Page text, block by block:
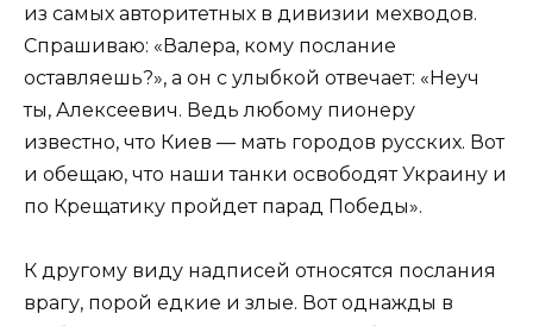
из самых авторитетных в дивизии мехводов.
Спрашиваю: «Валера, кому послание
оставляешь?», а он с улыбкой отвечает: «Неуч
ты, Алексеевич. Ведь любому пионеру
известно, что Киев — мать городов русских. Вот
и обещаю, что наши танки освободят Украину и
по Крещатику пройдет парад Победы».
К другому виду надписей относятся послания
врагу, порой едкие и злые. Вот однажды в